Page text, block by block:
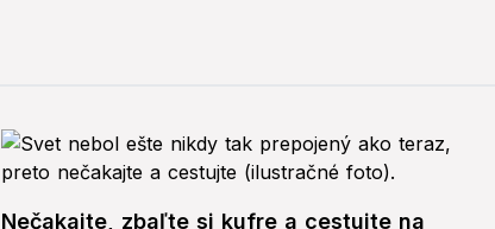
Nečakajte, zbaľte si kufre a cestujte na